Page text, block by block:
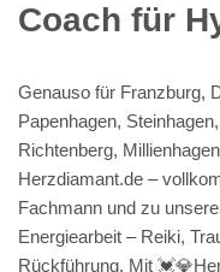
Coach für
Genauso für Franzburg,
Papenhagen,
Richtenberg,
Herzdiamant.de –
Fachmann und zu
Energiearbeit – Reiki,
Rückführung. Mit